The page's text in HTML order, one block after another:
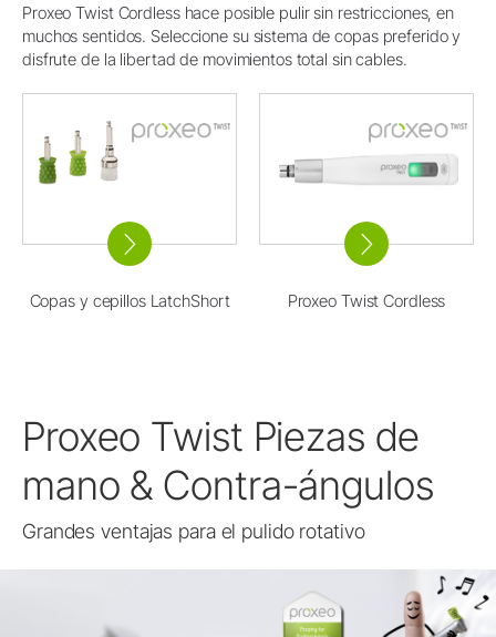
Proxeo Twist Cordless hace posible pulir sin restricciones, en
muchos sentidos. Seleccione su sistema de copas preferido y
disfrute de la libertad de movimientos total sin cables.
Copas y cepillos LatchShort Proxeo Twist Cordless
Proxeo Twist Piezas de
mano & Contra-ángulos
Grandes ventajas para el pulido rotativo